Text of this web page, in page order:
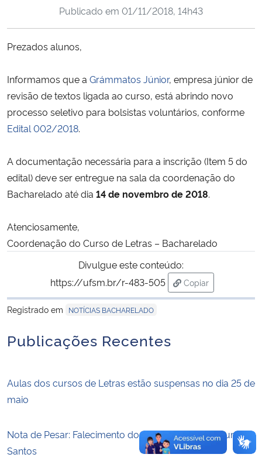
Ministério da Cidadania
Ministério da Ciência, Tecnologia, Inovações e Comunicações
Ministério do Meio Ambiente
Ministério do Turismo
Ministério do Desenvolvimento Regional
Controladoria-Geral da União
Secretaria-Geral
Gabinete de Segurança Institucional
Advocacia-Geral da União
Publicado em 01/11/2018, 14h43
Prezados alunos,
Informamos que a Grámmatos Júnior, empresa júnior de
revisão de textos ligada ao curso, está abrindo novo
processo seletivo para bolsistas voluntários, conforme
Edital 002/2018.
A documentação necessária para a inscrição (Item 5 do
edital) deve ser entregue na sala da coordenação do
Bacharelado até dia 14 de novembro de 2018.
Atenciosamente,
Coordenação do Curso de Letras – Bacharelado
Divulgue este conteúdo:
https://ufsm.br/r-483-505
Copiar
para área de
Registrado em
NOTÍCIAS BACHARELADO
Publicações Recentes
Aulas dos cursos de Letras estão suspensas no dia 25 de
maio
Nota de Pesar: Falecimento do Professor Pedro Brum
Santos